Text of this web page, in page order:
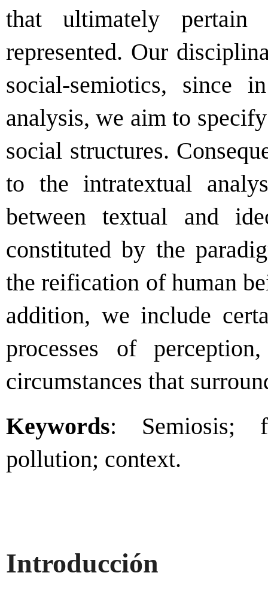
that ultimately
represented. Our
social-semiotics, since
analysis, we aim to
social structures.
to the intratextual
between textual and
constituted by the
the reification of human
addition, we include
processes of
circumstances that
Keywords: Semiosis;
pollution; context.
Introducción